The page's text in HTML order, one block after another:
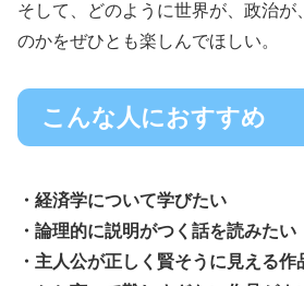
そして、どのように世界が、政治が
のかをぜひとも楽しんでほしい。
こんな人におすすめ
・経済学について学びたい
・論理的に説明がつく話を読みたい
・主人公が正しく賢そうに見える作